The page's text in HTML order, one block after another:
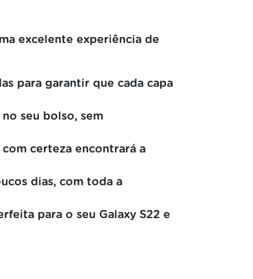
excelente experiência de
para garantir que cada capa
seu bolso, sem
certeza encontrará a
dias, com toda a
para o seu Galaxy S22 e